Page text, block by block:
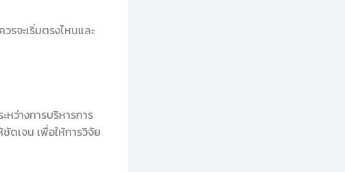
จะเริ่มตรงไหนและ
ว่างการบริหารการ
ดเจน เพื่อให้การวิจัย